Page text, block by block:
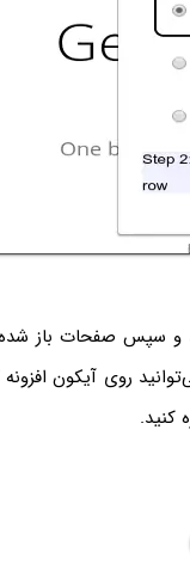
و سپس صفحات باز
روی آیکون
کنید.